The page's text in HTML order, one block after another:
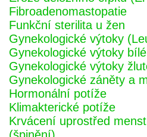
Fibroadenomastopatie
Funkční sterilita u žen
Gynekologické výtoky
Gynekologické výtoky bílé
Gynekologické výtoky
Gynekologické záněty a
Hormonální potíže
Klimakterické potíže
Krvácení uprostřed